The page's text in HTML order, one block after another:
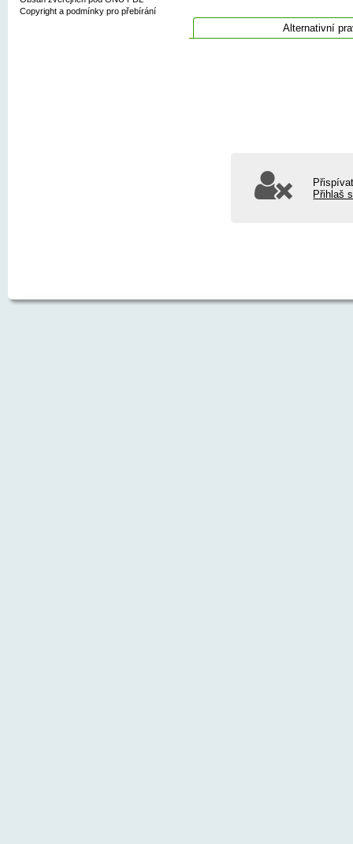
Alternativní
Přihlaš
Copyright a podmínky pro přebírání